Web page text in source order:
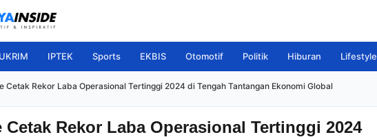
IPTEK Sports EKBIS Otomotif Politik Hiburan Lifestyle
Cetak Rekor Laba Operasional Tertinggi 2024 di Tengah Tantangan Ekonomi Global
Cetak Rekor Laba Operasional Tertinggi 2024